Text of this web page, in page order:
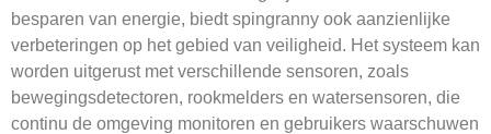
besparen van energie, biedt spingranny ook aanzienlijke
verbeteringen op het gebied van veiligheid. Het systeem kan
worden uitgerust met verschillende sensoren, zoals
bewegingsdetectoren, rookmelders en watersensoren, die
continu de omgeving monitoren en gebruikers waarschuwen